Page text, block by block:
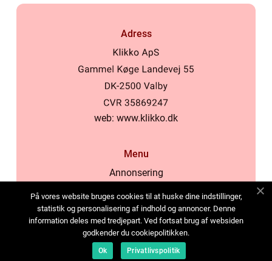
Adress
web: www.klikko.dk
Menu
Annonsering
Cookies
Kontakta oss
Sitemap
På vores website bruges cookies til at huske dine indstillinger,
statistik og personalisering af indhold og annoncer. Denne
information deles med tredjepart. Ved fortsat brug af websiden
godkender du cookiepolitikken.
Ok Privatlivspolitik